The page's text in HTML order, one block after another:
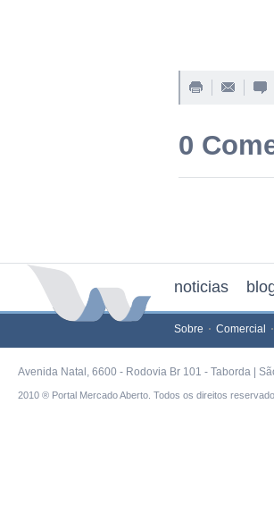
0
noticias
Sobre Comercial
Avenida Natal, 6600 - Rodovia Br 101 - Taborda |
2010 ® Portal Mercado Aberto. Todos os direitos